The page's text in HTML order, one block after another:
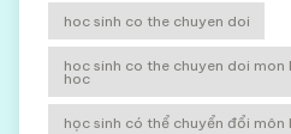
hoc sinh co the chuyen doi
hoc sinh co the chuyen doi
hoc
học sinh có thể chuyển đổi môn